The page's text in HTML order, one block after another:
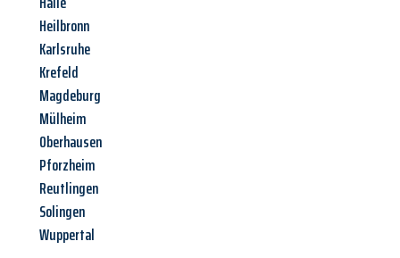
Heilbronn
Karlsruhe
Krefeld
Magdeburg
Mülheim
Oberhausen
Pforzheim
Reutlingen
Solingen
Wuppertal